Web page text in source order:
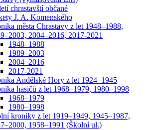
chrastavští občané
J. A. Komenského
města Chrastavy z let 1948–1988,
2004–2016, 2017-2021
1948–1988
1989–2003
2004–2016
2017-2021
Andělské Hory z let 1924–1945
hasičů z let 1968–1979, 1980–1998
1968–1979
1980–1998
kroniky z let 1919–1949, 1945–1987,
1958–1991 (Školní ul.)